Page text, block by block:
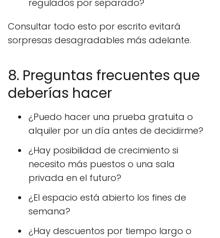
regulados por separado?
Consultar todo esto por escrito evitará
sorpresas desagradables más adelante.
8. Preguntas frecuentes que
deberías hacer
¿Puedo hacer una prueba gratuita o
alquiler por un día antes de decidirme?
¿Hay posibilidad de crecimiento si
necesito más puestos o una sala
privada en el futuro?
¿El espacio está abierto los fines de
semana?
¿Hay descuentos por tiempo largo o